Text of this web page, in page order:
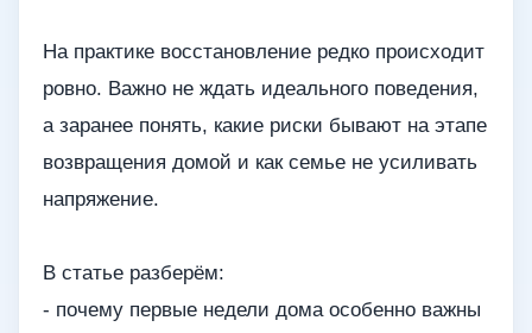
На практике восстановление редко происходит
ровно. Важно не ждать идеального поведения,
а заранее понять, какие риски бывают на этапе
возвращения домой и как семье не усиливать
напряжение.
В статье разберём:
- почему первые недели дома особенно важны